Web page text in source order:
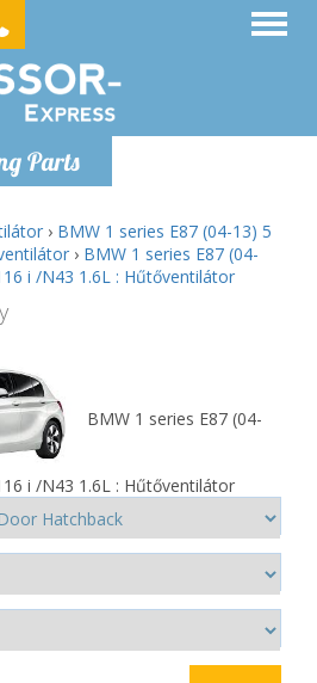
Parts
› BMW 1 series E87 (04-13) 5
› BMW 1 series E87 (04-
i /N43 1.6L : Hűtőventilátor
BMW 1 series E87 (04-
i /N43 1.6L : Hűtőventilátor